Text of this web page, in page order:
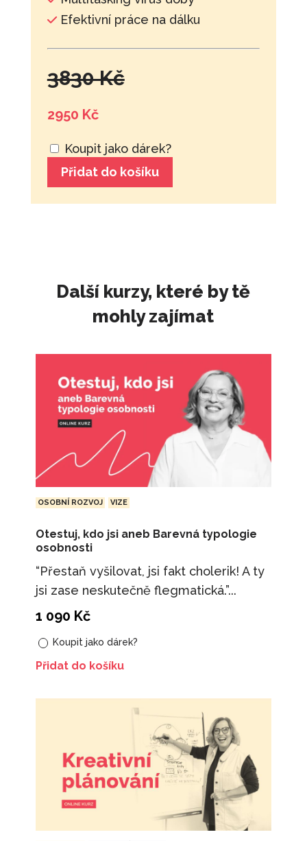
Efektivní práce na dálku
3830 Kč
2950 Kč
Koupit jako dárek?
Přidat do košíku
Další kurzy, které by tě
mohly zajímat
OSOBNÍ ROZVOJ VIZE
Otestuj, kdo jsi aneb Barevná typologie
osobnosti
“Přestaň vyšilovat, jsi fakt cholerik! A ty
jsi zase neskutečně flegmatická.”...
1 090 Kč
Koupit jako dárek?
Přidat do košíku